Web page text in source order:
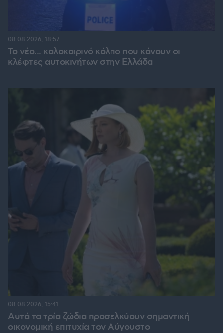
Το νέο... καλοκαιρινό κόλπο που κάνουν οι
κλέφτες αυτοκινήτων στην Ελλάδα
08.08.2026, 18:57
Αυτά τα τρία ζώδια προσελκύουν σημαντική
οικονομική επιτυχία τον Αύγουστο
08.08.2026, 15:41